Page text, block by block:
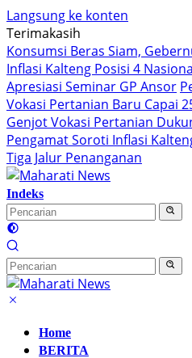
Langsung ke konten
Terimakasih
Konsumsi Beras Siam,
Inflasi Kalteng Posisi 4
Apresiasi Seminar GP Ansor
Vokasi Pertanian Baru Capai
Genjot Vokasi Pertanian
Pengamat Soroti Inflasi
Tiga Jalur Penanganan
Indeks
Home
BERITA